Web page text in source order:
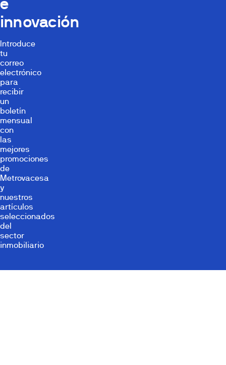
innovación
Introduce
tu
correo
electrónico
para
recibir
un
boletín
mensual
con
las
mejores
promociones
de
Metrovacesa
y
nuestros
artículos
seleccionados
del
sector
inmobiliario